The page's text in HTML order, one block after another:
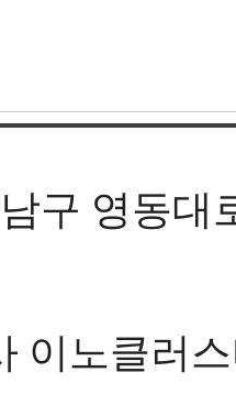
구 영동대
이노클러